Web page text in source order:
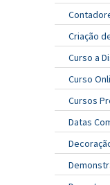
Criação
Curso a
Curso
Cursos
Datas